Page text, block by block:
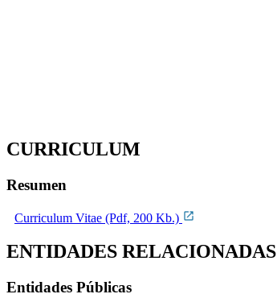
CURRICULUM
Resumen
Curriculum Vitae (Pdf, 200 Kb.)
ENTIDADES RELACIONADAS
Entidades Públicas